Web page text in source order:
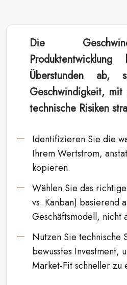
Die
Überstunden ab,
Geschwindigkeit,
technische Risiken
Identifizieren Sie die
Ihrem Wertstrom,
kopieren.
Wählen Sie das
vs. Kanban) basierend
Geschäftsmodell, nicht
Nutzen Sie technische
bewusstes Investment,
Market-Fit schneller zu